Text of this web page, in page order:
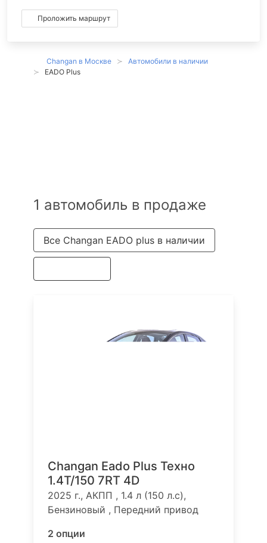
Проложить маршрут
Changan в Москве
Автомобили в наличии
EADO Plus
1 автомобиль в продаже
Все Changan EADO plus в наличии
Changan Eado Plus Техно
1.4T/150 7RT 4D
2025 г., АКПП , 1.4 л (150 л.с),
Бензиновый , Передний привод
2 опции